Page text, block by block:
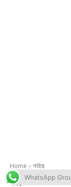
WhatsApp